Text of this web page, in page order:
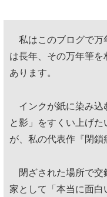
私はこのブログで万
は長年、その万年筆を
あります。
インクが紙に染み込
と影」をすくい上げ
が、私の代表作『閉鎖
閉ざされた場所で交
家として「本当に面白